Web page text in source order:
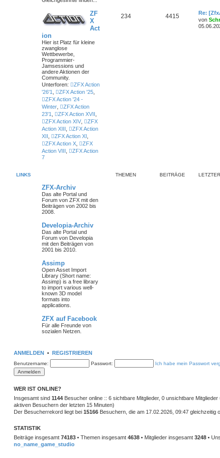
ZF
X
Act
ion
Hier ist Platz für kleine
zwanglose
Wettbewerbe,
Programmier-
Jamsessions und
andere Aktionen der
Community.
Unterforen:
ZFX Action
'26'1
ZFX Action '25
ZFX Action '24 -
Winter
ZFX Action
23'1
ZFX Action XVII
ZFX Action XIV
ZFX
Action XIII
ZFX Action
XII
ZFX Action XI
ZFX Action X
ZFX
Action VIII
ZFX Action
7
234 4415
Re:
von
LINKS THEMEN BEITRÄGE
ZFX-Archiv
Das alte Portal und
Forum von ZFX mit den
Beiträgen von 2002 bis
2008.
Developia-Archiv
Das alte Portal und
Forum von Developia
mit den Beiträgen von
2001 bis 2010.
Assimp
Open Asset Import
Library (Short name:
Assimp) is a free library
to import various well-
known 3D model
formats into
applications.
ZFX auf Facebook
Für alle Freunde von
sozialen Netzen.
ANMELDEN • REGISTRIEREN
Benutzername: Passwort: Ich habe mein Passwort
WER IST ONLINE?
Insgesamt sind 1144 Besucher online :: 6 sichtbare Mitglieder, 0 unsichtbare
aktiven Besuchern der letzten 15 Minuten)
Der Besucherrekord liegt bei 15166 Besuchern, die am 17.02.2026, 09:47 gleichzeitig
STATISTIK
Beiträge insgesamt 74183 • Themen insgesamt 4638 • Mitglieder insgesamt 3248 •
no_name_game_studio